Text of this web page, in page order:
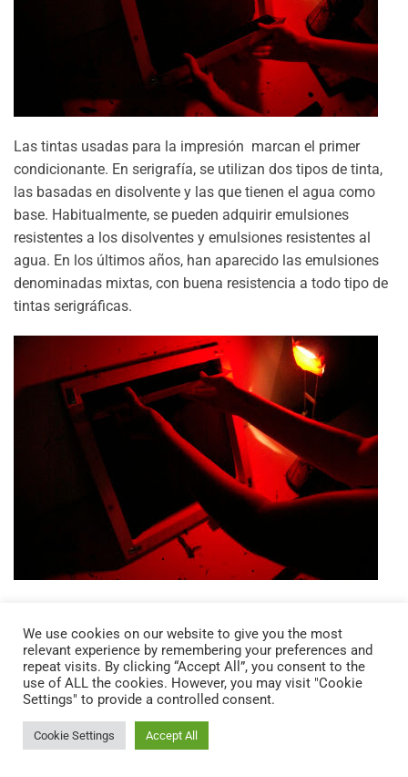
Las tintas usadas para la impresión marcan el primer
condicionante. En serigrafía, se utilizan dos tipos de tinta,
las basadas en disolvente y las que tienen el agua como
base. Habitualmente, se pueden adquirir emulsiones
resistentes a los disolventes y emulsiones resistentes al
agua. En los últimos años, han aparecido las emulsiones
denominadas mixtas, con buena resistencia a todo tipo de
tintas serigráficas.
características químicas de la emulsión y su forma de
sensibilizarla. Hace ya muchos años, puede permanecer en
situación residual, se aplicaba una solución de bicromato
amónico como sensibilizador (esta materia fue
desestimada por su alta toxicidad). Hoy el sensibilizador
más frecuente son las sales de diazo, aunque están cada
We use cookies on our website to give you the most
relevant experience by remembering your preferences and
repeat visits. By clicking “Accept All”, you consent to the
use of ALL the cookies. However, you may visit "Cookie
Settings" to provide a controlled consent.
Cookie Settings Accept All